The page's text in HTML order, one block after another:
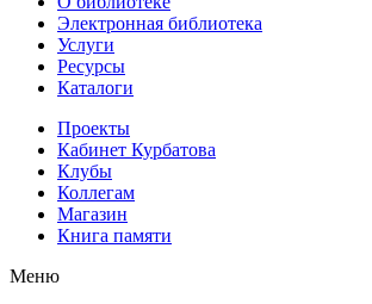
Электронная библиотека
Услуги
Ресурсы
Каталоги
Проекты
Кабинет Курбатова
Клубы
Коллегам
Магазин
Книга памяти
Меню